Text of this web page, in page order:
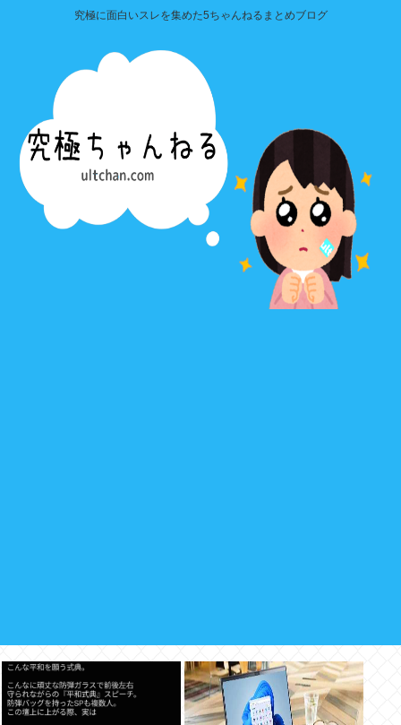
究極に面白いスレを集めた5ちゃんねるまとめブログ